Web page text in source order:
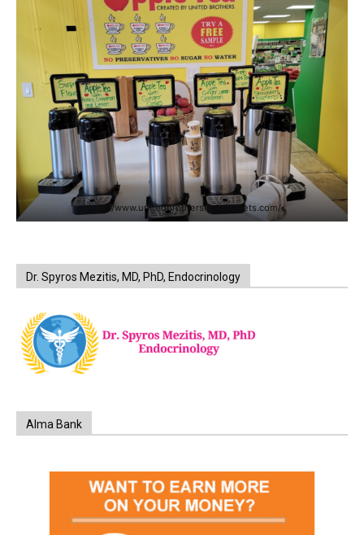
https://www.unitedbrothersfruitmarkets.com/
Dr. Spyros Mezitis, MD, PhD, Endocrinology
Alma Bank